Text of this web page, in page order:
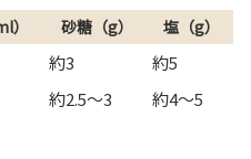
） 砂糖（g） 塩（g）
約3
約5
約2.5〜3 約4〜5